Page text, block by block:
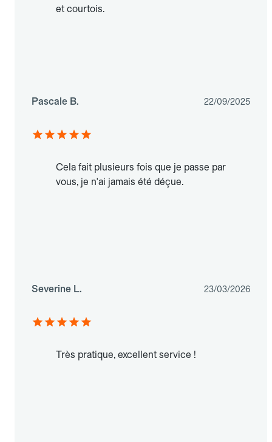
et courtois.
Pascale B. 22/09/2025
Cela fait plusieurs fois que je passe par
vous, je n'ai jamais été déçue.
Severine L. 23/03/2026
Très pratique, excellent service !